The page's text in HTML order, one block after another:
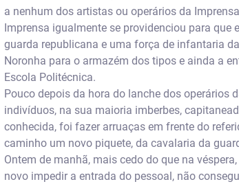
a nenhum dos artistas ou operários da
Imprensa igualmente se providenciou para
guarda republicana e uma força de infantaria
Noronha para o armazém dos tipos e ainda a
Escola Politécnica.
Pouco depois da hora do lanche dos operários
indivíduos, na sua maioria imberbes,
conhecida, foi fazer arruaças em frente do
caminho um novo piquete, da cavalaria da
Ontem de manhã, mais cedo do que na
novo impedir a entrada do pessoal, não